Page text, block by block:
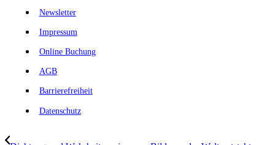
Newsletter
Impressum
Online Buchung
AGB
Barrierefreiheit
Datenschutz